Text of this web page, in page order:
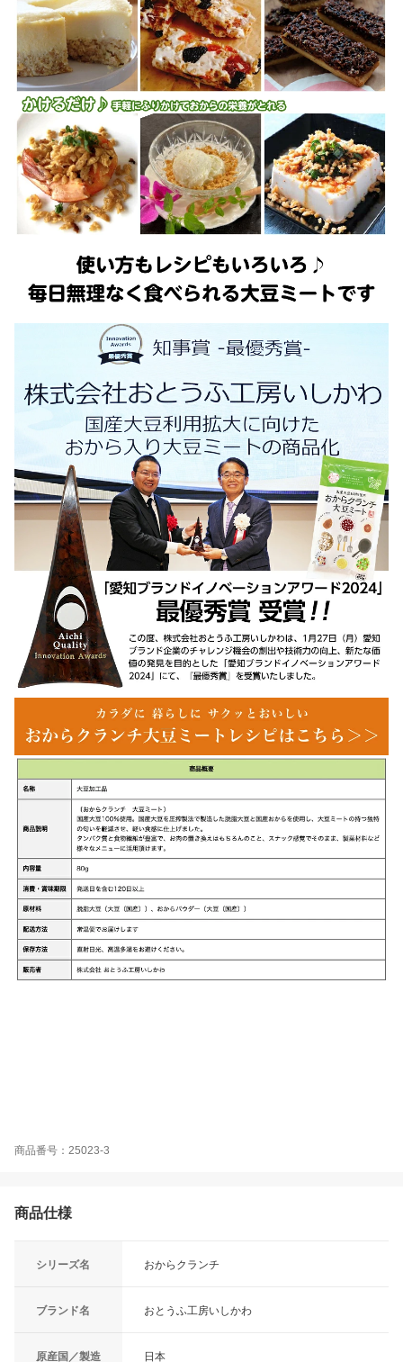
商品番号：25023-3
商品仕様
シリーズ名 おからクランチ
ブランド名 おとうふ工房いしかわ
原産国／製造 日本